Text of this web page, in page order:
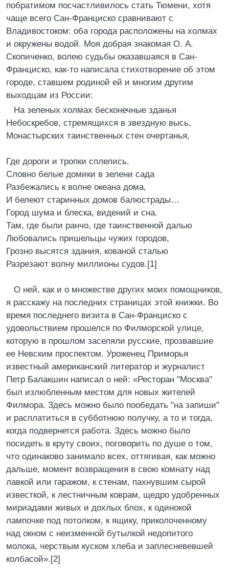
побратимом посчастливилось стать Тюмени, хотя
чаще всего Сан-Франциско сравнивают с
Владивостоком: оба города расположены на холмах
и окружены водой. Моя добрая знакомая О. А.
Скопиченко, волею судьбы оказавшаяся в Сан-
Франциско, как-то написала стихотворение об этом
городе, ставшем родиной ей и многим другим
выходцам из России:
На зеленых холмах бесконечные зданья
Небоскребов, стремящихся в звездную высь,
Монастырских таинственных стен очертанья,
Где дороги и тропки сплелись.
Словно белые домики в зелени сада
Разбежались к волне океана дома,
И белеют старинных домов балюстрады…
Город шума и блеска, видений и сна.
Там, где были ранчо, где таинственной далью
Любовались пришельцы чужих городов,
Грозно высятся здания, кованой сталью
Разрезают волну миллионы судов.[1]
О ней, как и о множестве других моих помощников,
я расскажу на последних страницах этой книжки. Во
время последнего визита в Сан-Франциско с
удовольствием прошелся по Филморской улице,
которую в прошлом заселяли русские, прозвавшие
ее Невским проспектом. Уроженец Приморья
известный американский литератор и журналист
Петр Балакшин написал о ней: «Ресторан "Москва"
был излюбленным местом для новых жителей
Филмора. Здесь можно было пообедать "на запиши"
и расплатиться в субботнюю получку, а то и тогда,
когда подвернется работа. Здесь можно было
посидеть в круту своих, поговорить по душе о том,
что одинаково занимало всех, оттягивая, как можно
дальше, момент возвращения в свою комнату над
лавкой или гаражом, к стенам, пахнувшим сырой
известкой, к лестничным коврам, щедро удобренных
мириадами живых и дохлых блох, к одинокой
лампочке под потолком, к ящику, приколоченному
над окном с неизменной бутылкой недопитого
молока, черствым куском хлеба и заплесневевшей
колбасой».[2]